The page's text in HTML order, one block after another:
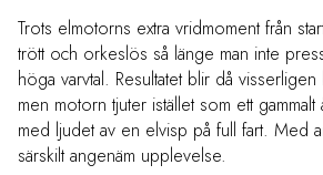
Trots elmotorns extra vridmoment från
trött och orkeslös så länge man inte
höga varvtal. Resultatet blir då
men motorn tjuter istället som ett
med ljudet av en elvisp på full fart. Med
särskilt angenäm upplevelse.